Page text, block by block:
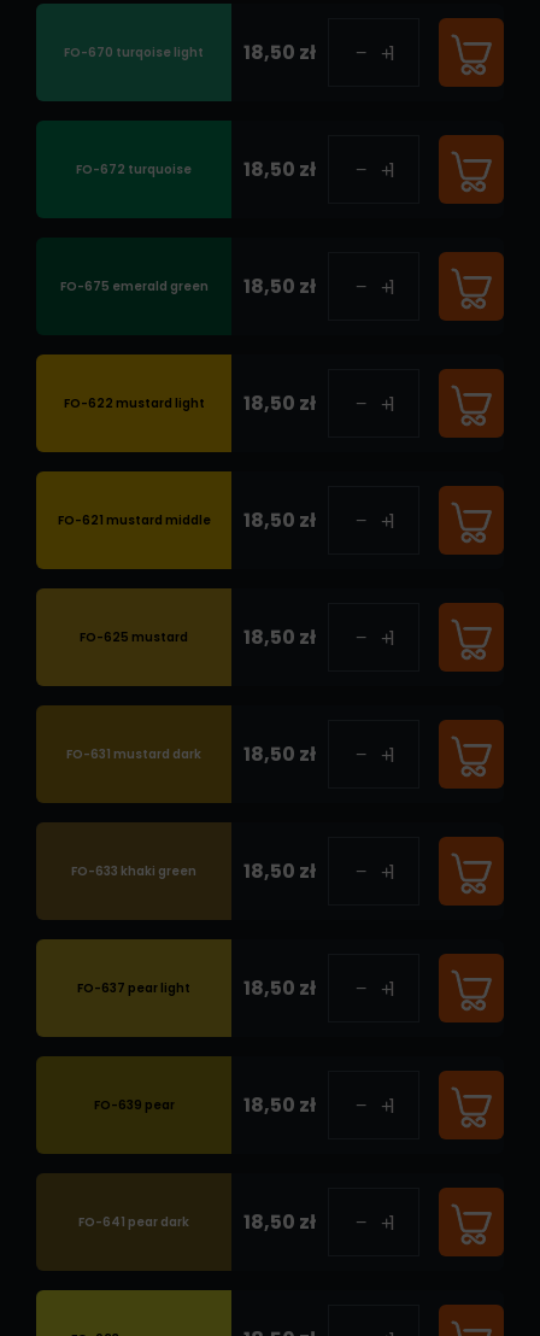
FO-670 turqoise light 18,50 zł
FO-672 turquoise 18,50 zł
FO-675 emerald green 18,50 zł
FO-622 mustard light 18,50 zł
FO-621 mustard middle 18,50 zł
FO-625 mustard 18,50 zł
FO-631 mustard dark 18,50 zł
FO-633 khaki green 18,50 zł
FO-637 pear light 18,50 zł
FO-639 pear 18,50 zł
FO-641 pear dark 18,50 zł